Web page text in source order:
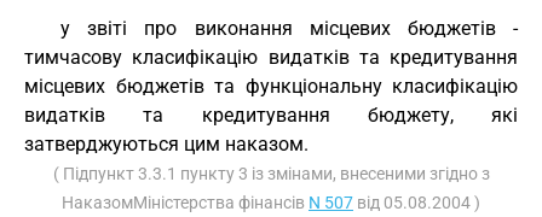
у звіті про виконання місцевих бюджетів -
тимчасову класифікацію видатків та кредитування
місцевих бюджетів та функціональну класифікацію
видатків та кредитування бюджету, які
затверджуються цим наказом.
( Підпункт 3.3.1 пункту 3 із змінами, внесеними згідно з
НаказомМіністерства фінансів N 507 від 05.08.2004 )